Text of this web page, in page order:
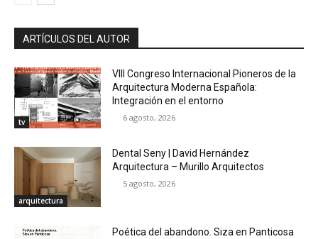
ARTÍCULOS DEL AUTOR
tv
VIII Congreso Internacional Pioneros de la
Arquitectura Moderna Española:
Integración en el entorno
6 agosto, 2026
arquitectura
Dental Seny | David Hernández
Arquitectura – Murillo Arquitectos
5 agosto, 2026
Poética del abandono. Siza en Panticosa